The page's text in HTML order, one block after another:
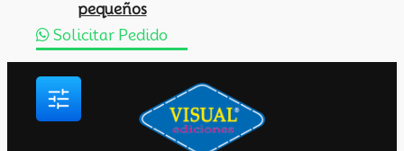
pequeños
Solicitar Pedido